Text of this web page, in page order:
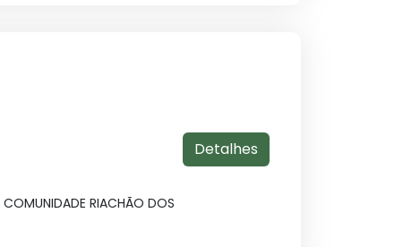
RIACHÃO DOS
Detalhes